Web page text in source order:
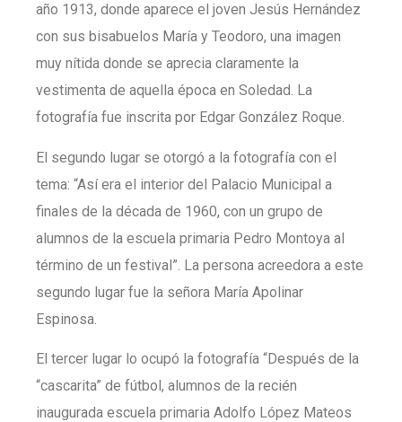
año 1913, donde aparece el joven Jesús Hernández
con sus bisabuelos María y Teodoro, una imagen
muy nítida donde se aprecia claramente la
vestimenta de aquella época en Soledad. La
fotografía fue inscrita por Edgar González Roque.
El segundo lugar se otorgó a la fotografía con el
tema: “Así era el interior del Palacio Municipal a
finales de la década de 1960, con un grupo de
alumnos de la escuela primaria Pedro Montoya al
término de un festival”. La persona acreedora a este
segundo lugar fue la señora María Apolinar
Espinosa.
El tercer lugar lo ocupó la fotografía “Después de la
“cascarita” de fútbol, alumnos de la recién
inaugurada escuela primaria Adolfo López Mateos